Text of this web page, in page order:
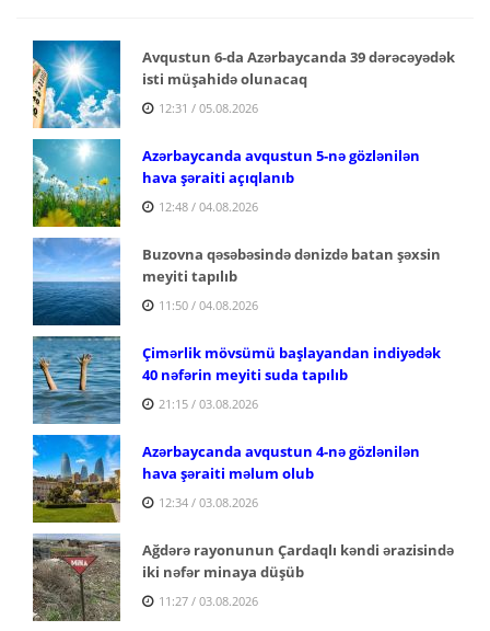
Avqustun 6-da Azərbaycanda 39 dərəcəyədək
isti müşahidə olunacaq
12:31 / 05.08.2026
Azərbaycanda avqustun 5-nə gözlənilən
hava şəraiti açıqlanıb
12:48 / 04.08.2026
Buzovna qəsəbəsində dənizdə batan şəxsin
meyiti tapılıb
11:50 / 04.08.2026
Çimərlik mövsümü başlayandan indiyədək
40 nəfərin meyiti suda tapılıb
21:15 / 03.08.2026
Azərbaycanda avqustun 4-nə gözlənilən
hava şəraiti məlum olub
12:34 / 03.08.2026
Ağdərə rayonunun Çardaqlı kəndi ərazisində
iki nəfər minaya düşüb
11:27 / 03.08.2026